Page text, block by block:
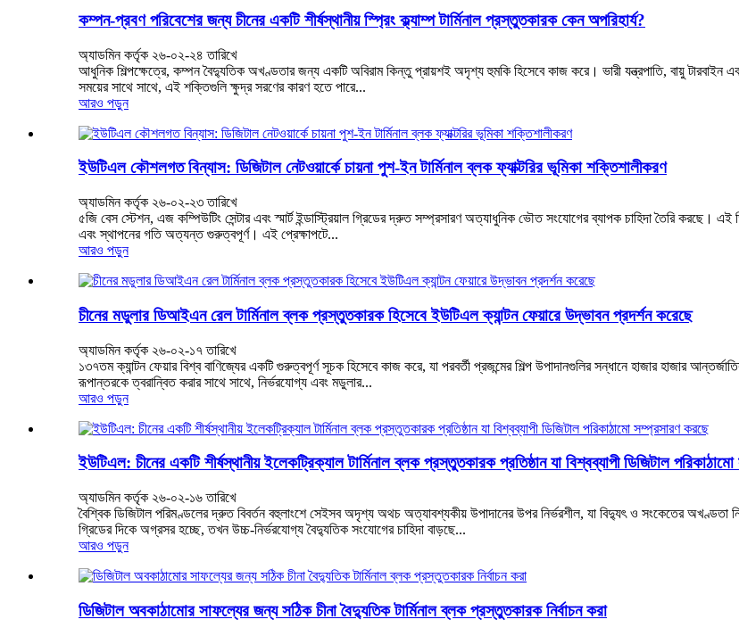
কম্পন-প্রবণ পরিবেশের জন্য চীনের একটি শীর্ষস্থানীয় স্প্রিং ক্ল্যাম্প টার্মিনাল প্রস্তুতকারক কেন অপরিহার্য?
অ্যাডমিন কর্তৃক ২৬-০২-২৪ তারিখে
আধুনিক শিল্পক্ষেত্রে, কম্পন বৈদ্যুতিক অখণ্ডতার জন্য একটি অবিরাম কিন্তু প্রায়শই অদৃশ্য হুমকি হিসেবে কাজ করে। ভারী যন্ত্রপাতি, বায়ু টারবাইন
সময়ের সাথে সাথে, এই শক্তিগুলি ক্ষুদ্র সরণের কারণ হতে পারে...
আরও পড়ুন
ইউটিএল কৌশলগত বিন্যাস: ডিজিটাল নেটওয়ার্কে চায়না পুশ-ইন টার্মিনাল ব্লক ফ্যাক্টরির ভূমিকা শক্তিশালীকরণ
অ্যাডমিন কর্তৃক ২৬-০২-২৩ তারিখে
৫জি বেস স্টেশন, এজ কম্পিউটিং সেন্টার এবং স্মার্ট ইন্ডাস্ট্রিয়াল গ্রিডের দ্রুত সম্প্রসারণ অত্যাধুনিক ভৌত সংযোগের ব্যাপক চাহিদা তৈরি করছে।
এবং স্থাপনের গতি অত্যন্ত গুরুত্বপূর্ণ। এই প্রেক্ষাপটে...
আরও পড়ুন
চীনের মডুলার ডিআইএন রেল টার্মিনাল ব্লক প্রস্তুতকারক হিসেবে ইউটিএল ক্যান্টন ফেয়ারে উদ্ভাবন প্রদর্শন করেছে
অ্যাডমিন কর্তৃক ২৬-০২-১৭ তারিখে
১৩৭তম ক্যান্টন ফেয়ার বিশ্ব বাণিজ্যের একটি গুরুত্বপূর্ণ সূচক হিসেবে কাজ করে, যা পরবর্তী প্রজন্মের শিল্প উপাদানগুলির সন্ধানে হাজার হাজার
রূপান্তরকে ত্বরান্বিত করার সাথে সাথে, নির্ভরযোগ্য এবং মডুলার...
আরও পড়ুন
ইউটিএল: চীনের একটি শীর্ষস্থানীয় ইলেকট্রিক্যাল টার্মিনাল ব্লক প্রস্তুতকারক প্রতিষ্ঠান যা বিশ্বব্যাপী ডিজিটাল
অ্যাডমিন কর্তৃক ২৬-০২-১৬ তারিখে
বৈশ্বিক ডিজিটাল পরিমণ্ডলের দ্রুত বিবর্তন বহুলাংশে সেইসব অদৃশ্য অথচ অত্যাবশ্যকীয় উপাদানের উপর নির্ভরশীল, যা বিদ্যুৎ ও সংকেতের অখণ্ডতা
গ্রিডের দিকে অগ্রসর হচ্ছে, তখন উচ্চ-নির্ভরযোগ্য বৈদ্যুতিক সংযোগের চাহিদা বাড়ছে...
আরও পড়ুন
ডিজিটাল অবকাঠামোর সাফল্যের জন্য সঠিক চীনা বৈদ্যুতিক টার্মিনাল ব্লক প্রস্তুতকারক নির্বাচন করা